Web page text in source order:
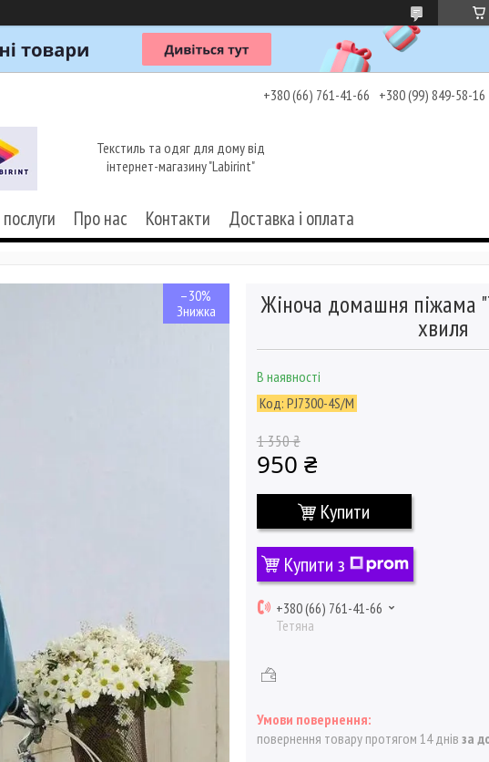
+380 (66) 761-41-66 +380 (99) 849-58-16
Текстиль та одяг для дому від
інтернет-магазину "Labirint"
Про нас Контакти Доставка і оплата
–30% Жіноча домашня піжама
хвиля
В наявності
Код: PJ7300-4S/M
1 350 ₴
950 ₴
Купити
Купити з
+380 (66) 761-41-66
Тетяна
повернення товару протягом 14 днів за